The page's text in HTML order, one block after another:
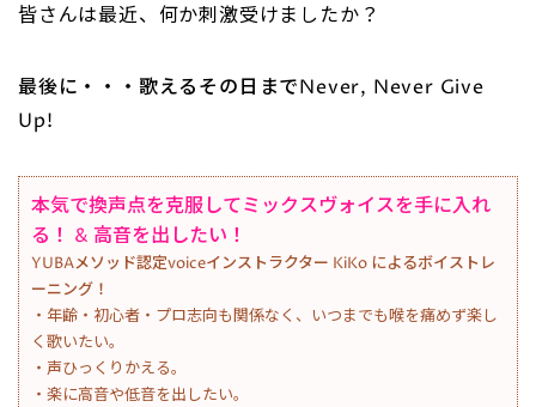
皆さんは最近、何か刺激受けましたか？
最後に・・・歌えるその日までNever, Never Give
Up!
本気で換声点を克服してミックスヴォイスを手に入れ
る！ & 高音を出したい！
YUBAメソッド認定voiceインストラクター KiKo によるボイストレ
ーニング！
・年齢・初心者・プロ志向も関係なく、いつまでも喉を痛めず楽し
く歌いたい。
・声ひっくりかえる。
・楽に高音や低音を出したい。